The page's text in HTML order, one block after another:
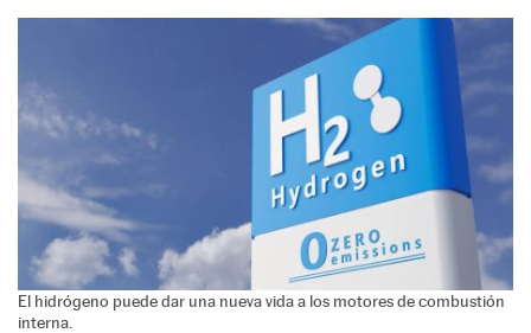
El hidrógeno puede dar una nueva vida a los motores de combustión
interna.